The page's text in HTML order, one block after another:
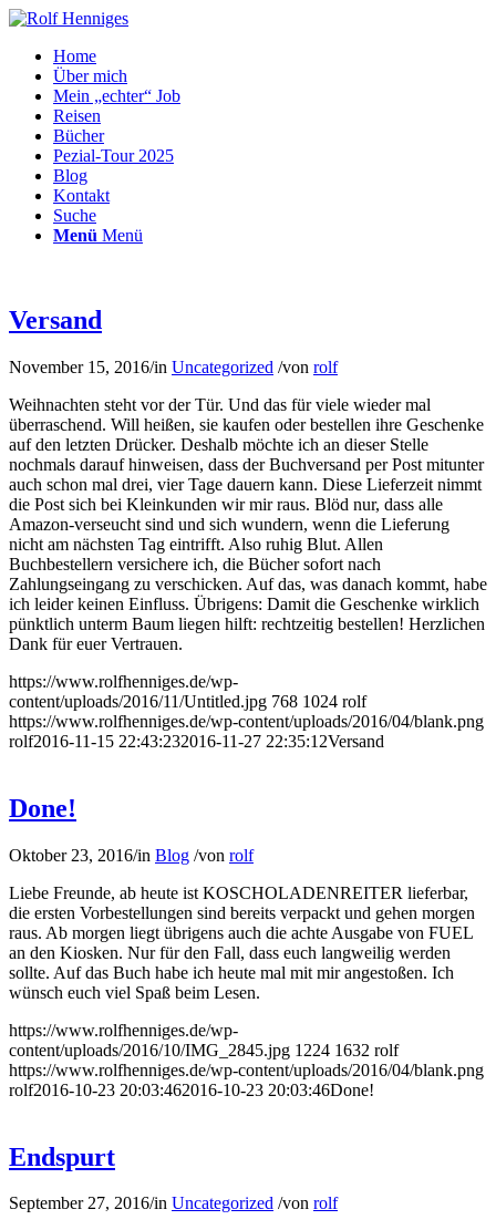
Home
Über mich
Mein „echter“ Job
Reisen
Bücher
Pezial-Tour 2025
Blog
Kontakt
Suche
Menü Menü
Versand
November 15, 2016/in Uncategorized /von rolf
Weihnachten steht vor der Tür. Und das für viele wieder mal
überraschend. Will heißen, sie kaufen oder bestellen ihre Geschenke
auf den letzten Drücker. Deshalb möchte ich an dieser Stelle
nochmals darauf hinweisen, dass der Buchversand per Post mitunter
auch schon mal drei, vier Tage dauern kann. Diese Lieferzeit nimmt
die Post sich bei Kleinkunden wir mir raus. Blöd nur, dass alle
Amazon-verseucht sind und sich wundern, wenn die Lieferung
nicht am nächsten Tag eintrifft. Also ruhig Blut. Allen
Buchbestellern versichere ich, die Bücher sofort nach
Zahlungseingang zu verschicken. Auf das, was danach kommt, habe
ich leider keinen Einfluss. Übrigens: Damit die Geschenke wirklich
pünktlich unterm Baum liegen hilft: rechtzeitig bestellen! Herzlichen
Dank für euer Vertrauen.
https://www.rolfhenniges.de/wp-
content/uploads/2016/11/Untitled.jpg 768 1024 rolf
https://www.rolfhenniges.de/wp-content/uploads/2016/04/blank.png
rolf2016-11-15 22:43:232016-11-27 22:35:12Versand
Done!
Oktober 23, 2016/in Blog /von rolf
Liebe Freunde, ab heute ist KOSCHOLADENREITER lieferbar,
die ersten Vorbestellungen sind bereits verpackt und gehen morgen
raus. Ab morgen liegt übrigens auch die achte Ausgabe von FUEL
an den Kiosken. Nur für den Fall, dass euch langweilig werden
sollte. Auf das Buch habe ich heute mal mit mir angestoßen. Ich
wünsch euch viel Spaß beim Lesen.
https://www.rolfhenniges.de/wp-
content/uploads/2016/10/IMG_2845.jpg 1224 1632 rolf
https://www.rolfhenniges.de/wp-content/uploads/2016/04/blank.png
rolf2016-10-23 20:03:462016-10-23 20:03:46Done!
Endspurt
September 27, 2016/in Uncategorized /von rolf